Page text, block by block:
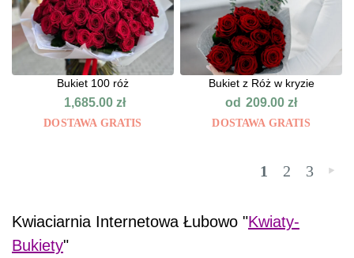
Bukiet 100 róż
1,685.00zł
DOSTAWA GRATIS
Bukiet z Róż w kryzie
od 209.00zł
DOSTAWA GRATIS
1 2 3 »
Kwiaciarnia Internetowa Łubowo "Kwiaty-
Bukiety"